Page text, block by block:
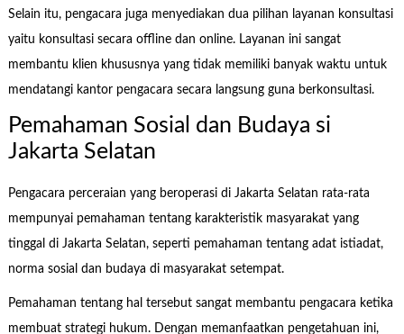
Selain itu, pengacara juga menyediakan dua pilihan layanan konsultasi
yaitu konsultasi secara offline dan online. Layanan ini sangat
membantu klien khususnya yang tidak memiliki banyak waktu untuk
mendatangi kantor pengacara secara langsung guna berkonsultasi.
Pemahaman Sosial dan Budaya si
Jakarta Selatan
Pengacara perceraian yang beroperasi di Jakarta Selatan rata-rata
mempunyai pemahaman tentang karakteristik masyarakat yang
tinggal di Jakarta Selatan, seperti pemahaman tentang adat istiadat,
norma sosial dan budaya di masyarakat setempat.
Pemahaman tentang hal tersebut sangat membantu pengacara ketika
membuat strategi hukum. Dengan memanfaatkan pengetahuan ini,